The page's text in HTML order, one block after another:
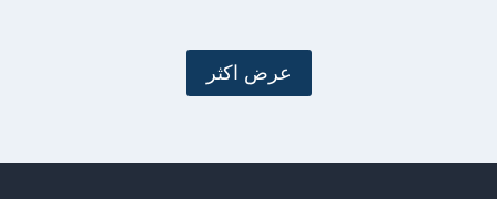
عرض اكثر